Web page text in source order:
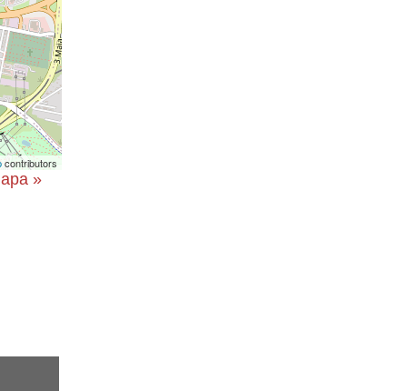
contributors
»